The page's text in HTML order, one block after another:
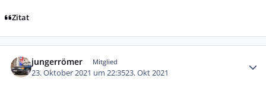
Zitat
jungerrömer Mitglied
23. Oktober 2021 um 22:3523. Okt 2021